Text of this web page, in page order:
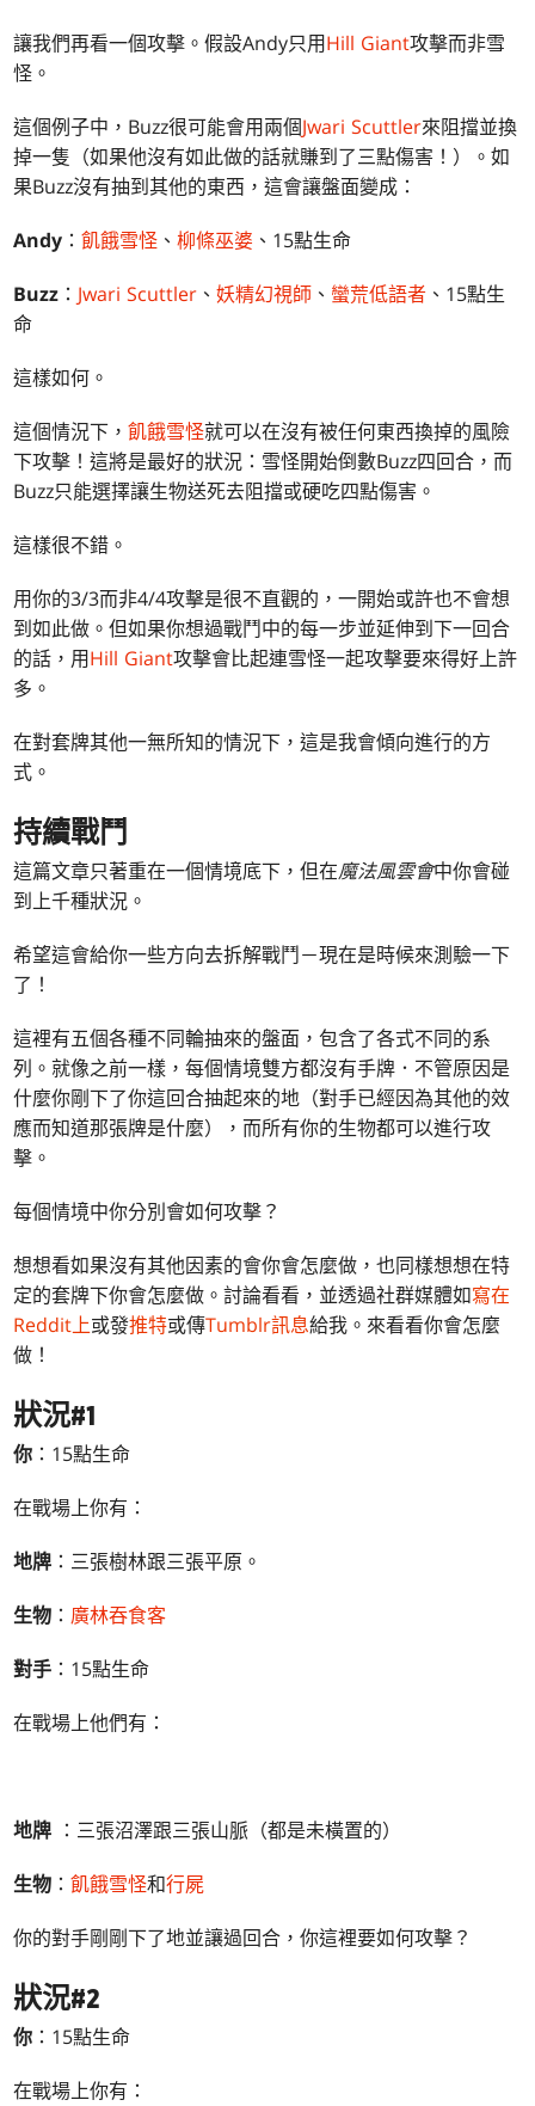
讓我們再看一個攻擊。假設Andy只用Hill Giant攻擊而非雪
怪。
這個例子中，Buzz很可能會用兩個Jwari Scuttler來阻擋並換
掉一隻（如果他沒有如此做的話就賺到了三點傷害！）。如
果Buzz沒有抽到其他的東西，這會讓盤面變成：
Andy ：飢餓雪怪 、柳條巫婆 、15點生命
Buzz ： Jwari Scuttler 、妖精幻視師 、 蠻荒低語者 、15點生
命
這樣如何。
這個情況下，飢餓雪怪就可以在沒有被任何東西換掉的風險
下攻擊！這將是最好的狀況：雪怪開始倒數Buzz四回合，而
Buzz只能選擇讓生物送死去阻擋或硬吃四點傷害。
這樣很不錯。
用你的3/3而非4/4攻擊是很不直觀的，一開始或許也不會想
到如此做。但如果你想過戰鬥中的每一步並延伸到下一回合
的話，用Hill Giant攻擊會比起連雪怪一起攻擊要來得好上許
多。
在對套牌其他一無所知的情況下，這是我會傾向進行的方
式。
持續戰鬥
這篇文章只著重在一個情境底下，但在魔法風雲會中你會碰
到上千種狀況。
希望這會給你一些方向去拆解戰鬥－現在是時候來測驗一下
了！
這裡有五個各種不同輪抽來的盤面，包含了各式不同的系
列。就像之前一樣，每個情境雙方都沒有手牌．不管原因是
什麼你剛下了你這回合抽起來的地（對手已經因為其他的效
應而知道那張牌是什麼），而所有你的生物都可以進行攻
擊。
每個情境中你分別會如何攻擊？
想想看如果沒有其他因素的會你會怎麼做，也同樣想想在特
定的套牌下你會怎麼做。討論看看，並透過社群媒體如寫在
Reddit上或發推特或傳Tumblr訊息給我。來看看你會怎麼
做！
狀況#1
你 ：15點生命
在戰場上你有：
地牌 ：三張樹林跟三張平原。
生物 ：廣林吞食客
對手 ：15點生命
在戰場上他們有：
地牌 ：三張沼澤跟三張山脈（都是未橫置的）
生物 ：飢餓雪怪和行屍
你的對手剛剛下了地並讓過回合，你這裡要如何攻擊？
狀況#2
你 ：15點生命
在戰場上你有：